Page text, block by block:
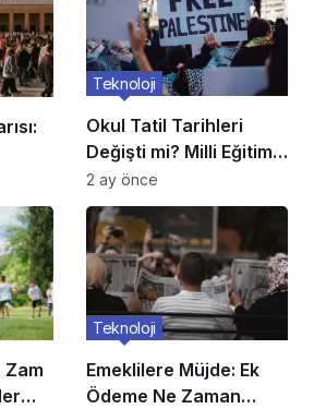
Okul Tatil Tarihleri
Değişti mi? Milli Eğitim
Açıkladı
Teknoloji
2 ay önce
Zam
Emeklilere Müjde: Ek
Ödeme Ne Zaman
Teknoloji